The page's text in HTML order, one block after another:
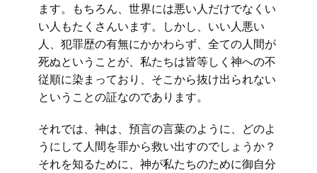
ます。もちろん、世界には悪い人だけでなくい
い人もたくさんいます。しかし、いい人悪い
人、犯罪歴の有無にかかわらず、全ての人間が
死ぬということが、私たちは皆等しく神への不
従順に染まっており、そこから抜け出られない
ということの証なのであります。
それでは、神は、預言の言葉のように、どのよ
うにして人間を罪から救い出すのでしょうか？
それを知るために、神が私たちのために御自分